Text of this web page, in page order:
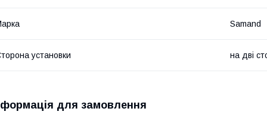
Samand
установки на дві
для замовлення